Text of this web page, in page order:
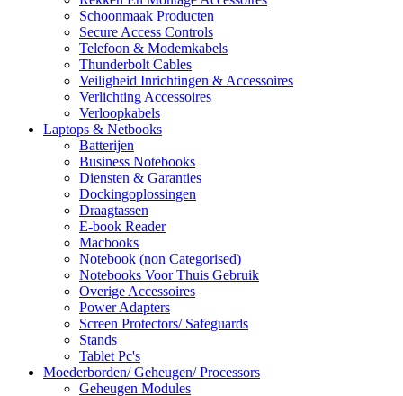
Schoonmaak Producten
Secure Access Controls
Telefoon & Modemkabels
Thunderbolt Cables
Veiligheid Inrichtingen & Accessoires
Verlichting Accessoires
Verloopkabels
Laptops & Netbooks
Batterijen
Business Notebooks
Diensten & Garanties
Dockingoplossingen
Draagtassen
E-book Reader
Macbooks
Notebook (non Categorised)
Notebooks Voor Thuis Gebruik
Overige Accessoires
Power Adapters
Screen Protectors/ Safeguards
Stands
Tablet Pc's
Moederborden/ Geheugen/ Processors
Geheugen Modules